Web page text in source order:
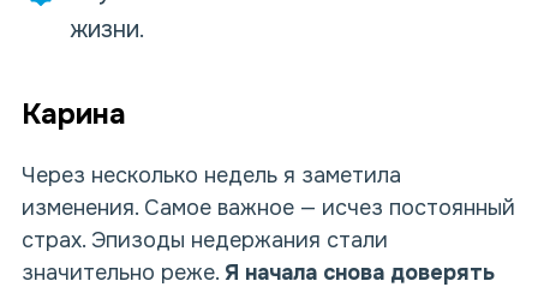
жизни.
Карина
Через несколько недель я заметила
изменения. Самое важное — исчез постоянный
страх. Эпизоды недержания стали
значительно реже. Я начала снова доверять